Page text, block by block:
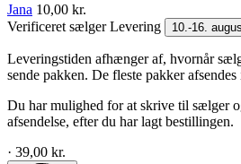
Jana 10,00 kr.
Verificeret sælgerLevering 10.-16.
Leveringstiden afhænger af, hvornår
sende pakken. De fleste pakker
Du har mulighed for at skrive til sælger
afsendelse, efter du har lagt bestillingen.
· 39,00 kr.